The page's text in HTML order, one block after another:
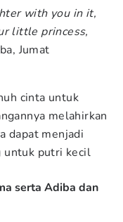
with you in it,
little princess,
Jumat
cinta untuk
melahirkan
dapat menjadi
untuk putri kecil
serta Adiba dan